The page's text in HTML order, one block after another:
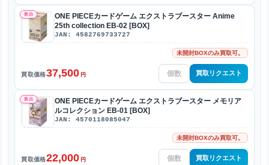
新品
ONE PIECEカードゲーム エクストラブースター Anime
25th collection EB-02 [BOX]
JAN: 4582769733727
未開封BOXのみ買取可。
買取価格37,500 円 買取リクエスト
新品
ONE PIECEカードゲーム エクストラブースター メモリア
ルコレクション EB-01 [BOX]
JAN: 4570118085047
未開封BOXのみ買取可。
買取価格22,000 円 買取リクエスト